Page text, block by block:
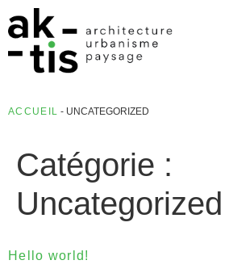
ACCUEIL - UNCATEGORIZED
Catégorie :
Uncategorized
Hello world!